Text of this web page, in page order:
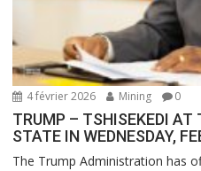
4 février 2026 Mining 0
TRUMP – TSHISEKEDI AT
STATE IN WEDNESDAY,
The Trump Administration has